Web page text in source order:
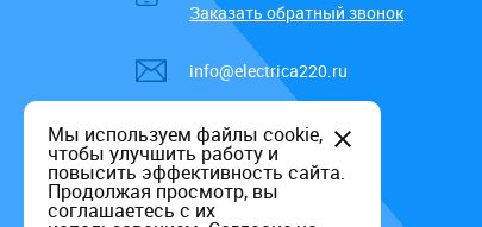
Заказать обратный звонок
info@electrica220.ru
Мы используем файлы cookie,
чтобы улучшить работу и
повысить эффективность сайта.
Продолжая просмотр, вы
соглашаетесь с их